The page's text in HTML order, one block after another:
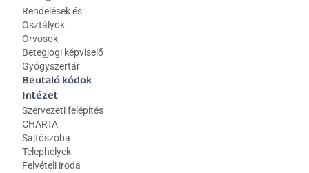
Rendelések és
Osztályok
Orvosok
Betegjogi képviselő
Gyógyszertár
Beutaló kódok
Intézet
Szervezeti felépítés
CHARTA
Sajtószoba
Telephelyek
Felvételi iroda